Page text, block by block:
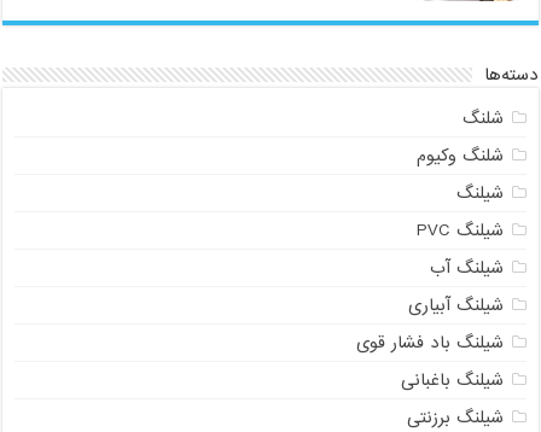
دسته‌ها
شلنگ
شلنگ وکیوم
شیلنگ
شیلنگ PVC
شیلنگ آب
شیلنگ آبیاری
شیلنگ باد فشار قوی
شیلنگ باغبانی
شیلنگ برزنتی